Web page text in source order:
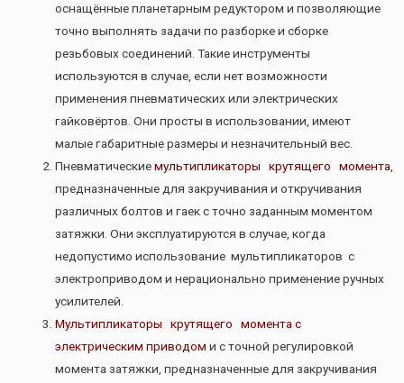
оснащëнные планетарным редуктором и позволяющие
точно выполнять задачи по разборке и сборке
резьбовых соединений. Такие инструменты
используются в случае, если нет возможности
применения пневматических или электрических
гайковëртов. Они просты в использовании, имеют
малые габаритные размеры и незначительный вес.
Пневматическиемультипликаторы крутящего момента,
предназначенные для закручивания и откручивания
различных болтов и гаек с точно заданным моментом
затяжки. Они эксплуатируются в случае, когда
недопустимо использование мультипликаторов с
электроприводом и нерационально применение ручных
усилителей.
Мультипликаторы крутящего момента с
электрическим приводом и с точной регулировкой
момента затяжки, предназначенные для закручивания